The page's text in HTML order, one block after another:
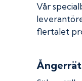
Vår
flertalet